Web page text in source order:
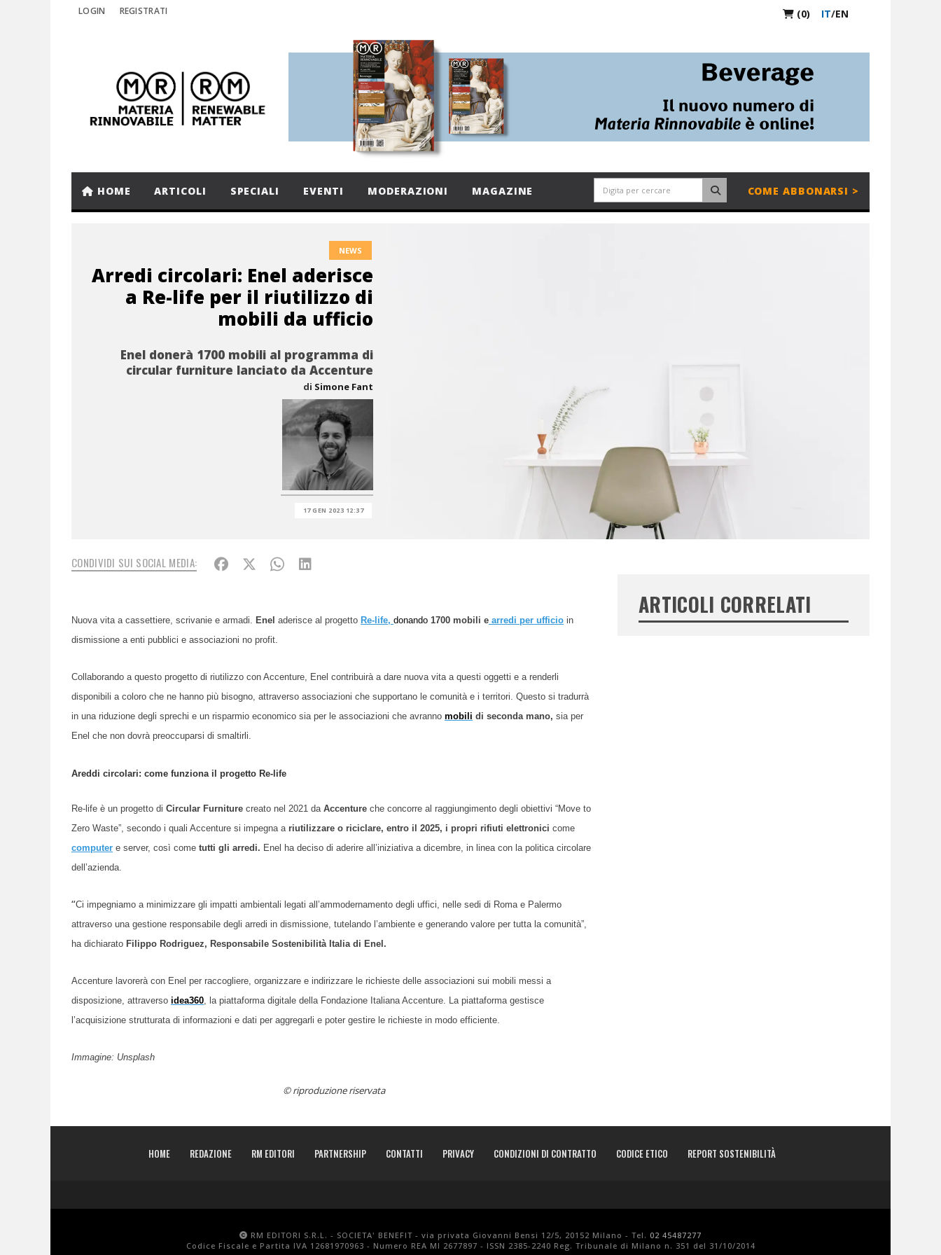
LOGIN REGISTRATI (0) IT/EN
HOME ARTICOLI SPECIALI EVENTI MODERAZIONI MAGAZINE COME ABBONARSI >
NEWS
Arredi circolari: Enel aderisce
a Re-life per il riutilizzo di
mobili da ufficio
Enel donerà 1700 mobili al programma di
circular furniture lanciato da Accenture
di Simone Fant
17 GEN 2023 12:37
CONDIVIDI SUI SOCIAL MEDIA:
Nuova vita a cassettiere, scrivanie e armadi. Enel aderisce al progetto Re-life, donando 1700 mobili e arredi per ufficio in
dismissione a enti pubblici e associazioni no profit.
Collaborando a questo progetto di riutilizzo con Accenture, Enel contribuirà a dare nuova vita a questi oggetti e a renderli
disponibili a coloro che ne hanno più bisogno, attraverso associazioni che supportano le comunità e i territori. Questo si tradurrà
in una riduzione degli sprechi e un risparmio economico sia per le associazioni che avranno mobili di seconda mano, sia per
Enel che non dovrà preoccuparsi di smaltirli.
Areddi circolari: come funziona il progetto Re-life
Re-life è un progetto di Circular Furniture creato nel 2021 da Accenture che concorre al raggiungimento degli obiettivi “Move to
Zero Waste”, secondo i quali Accenture si impegna a riutilizzare o riciclare, entro il 2025, i propri rifiuti elettronici come
computer e server, così come tutti gli arredi. Enel ha deciso di aderire all’iniziativa a dicembre, in linea con la politica circolare
dell’azienda.
“Ci impegniamo a minimizzare gli impatti ambientali legati all’ammodernamento degli uffici, nelle sedi di Roma e Palermo
attraverso una gestione responsabile degli arredi in dismissione, tutelando l’ambiente e generando valore per tutta la comunità”,
ha dichiarato Filippo Rodriguez, Responsabile Sostenibilità Italia di Enel.
Accenture lavorerà con Enel per raccogliere, organizzare e indirizzare le richieste delle associazioni sui mobili messi a
disposizione, attraverso idea360, la piattaforma digitale della Fondazione Italiana Accenture. La piattaforma gestisce
l’acquisizione strutturata di informazioni e dati per aggregarli e poter gestire le richieste in modo efficiente.
Immagine: Unsplash
© riproduzione riservata
ARTICOLI CORRELATI
HOME REDAZIONE RM EDITORI PARTNERSHIP CONTATTI PRIVACY CONDIZIONI DI CONTRATTO CODICE ETICO REPORT SOSTENIBILITÀ
RM EDITORI S.R.L. - SOCIETA' BENEFIT - via privata Giovanni Bensi 12/5, 20152 Milano - Tel. 02 45487277
Codice Fiscale e Partita IVA 12681970963 - Numero REA MI 2677897 - ISSN 2385-2240 Reg. Tribunale di Milano n. 351 del 31/10/2014